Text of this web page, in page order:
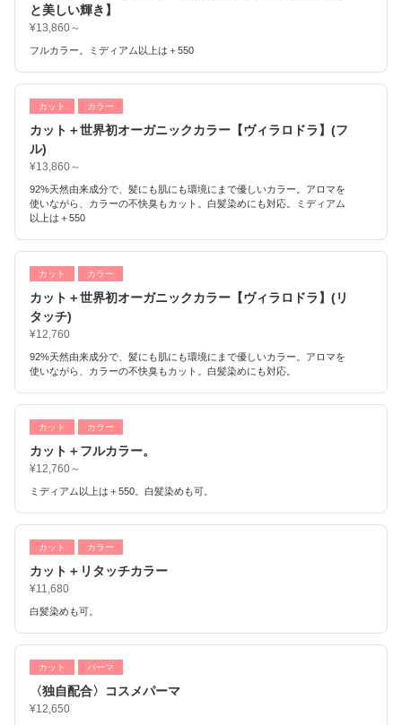
と美しい輝き】
¥13,860～
フルカラー。ミディアム以上は＋550
カット カラー
カット＋世界初オーガニックカラー【ヴィラロドラ】(フ
ル)
¥13,860～
92%天然由来成分で、髪にも肌にも環境にまで優しいカラー。アロマを
使いながら、カラーの不快臭もカット。白髪染めにも対応。ミディアム
以上は＋550
カット カラー
カット＋世界初オーガニックカラー【ヴィラロドラ】(リ
タッチ)
¥12,760
92%天然由来成分で、髪にも肌にも環境にまで優しいカラー。アロマを
使いながら、カラーの不快臭もカット。白髪染めにも対応。
カット カラー
カット＋フルカラー。
¥12,760～
ミディアム以上は＋550。白髪染めも可。
カット カラー
カット＋リタッチカラー
¥11,680
白髪染めも可。
カット パーマ
〈独自配合〉コスメパーマ
¥12,650